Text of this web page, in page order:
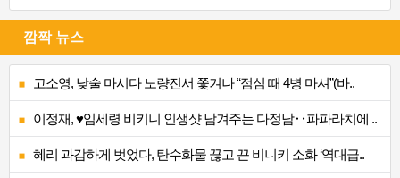
깜짝 뉴스
고소영, 낮술 마시다 노량진서 쫓겨나 “점심 때 4병 마셔”(바..
이정재, ♥임세령 비키니 인생샷 남겨주는 다정남‥파파라치에 ..
혜리 과감하게 벗었다, 탄수화물 끊고 끈 비니키 소화 ‘역대급..